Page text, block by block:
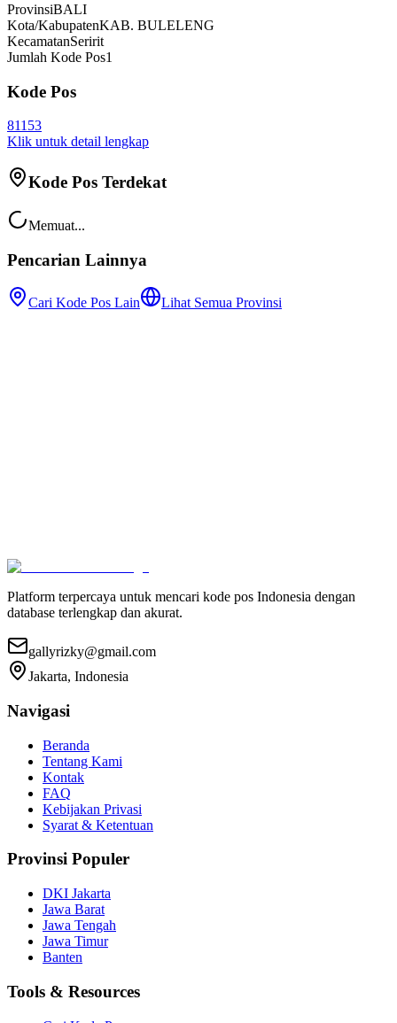
ProvinsiBALI
Kota/KabupatenKAB. BULELENG
KecamatanSeririt
Jumlah Kode Pos1
Kode Pos
81153
Klik untuk detail lengkap
Kode Pos Terdekat
Memuat...
Pencarian Lainnya
Cari Kode Pos Lain Lihat Semua Provinsi
Platform terpercaya untuk mencari kode pos Indonesia dengan
database terlengkap dan akurat.
gallyrizky@gmail.com
Jakarta, Indonesia
Navigasi
Beranda
Tentang Kami
Kontak
FAQ
Kebijakan Privasi
Syarat & Ketentuan
Provinsi Populer
DKI Jakarta
Jawa Barat
Jawa Tengah
Jawa Timur
Banten
Tools & Resources